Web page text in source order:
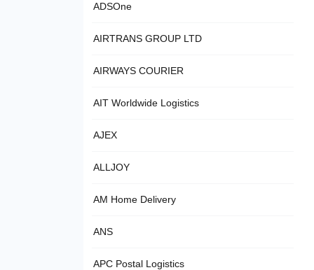
ADSOne
AIRTRANS GROUP LTD
AIRWAYS COURIER
AIT Worldwide Logistics
AJEX
ALLJOY
AM Home Delivery
ANS
APC Postal Logistics